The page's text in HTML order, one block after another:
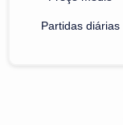
Partidas diárias